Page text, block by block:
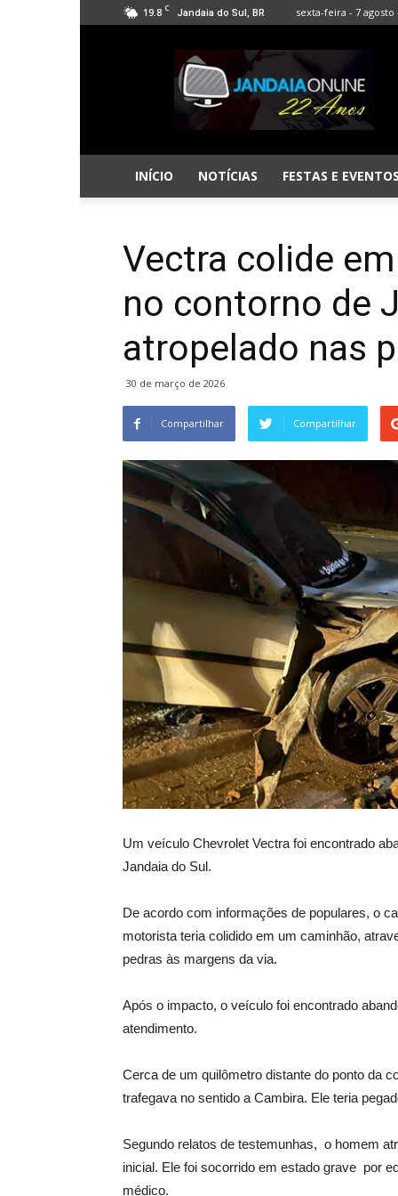
19.8 C Jandaia do Sul, BR sexta-feira - 7 agosto
Jandaia
Online
INÍCIO NOTÍCIAS FESTAS E
Vectra colide
no contorno de
atropelado nas
30 de março de 2026
Compartilhar Compartilhar
Um veículo Chevrolet Vectra foi encontrado
Jandaia do Sul.
De acordo com informações de populares, o
motorista teria colidido em um caminhão,
pedras às margens da via.
Após o impacto, o veículo foi encontrado
atendimento.
Cerca de um quilômetro distante do ponto da
trafegava no sentido a Cambira. Ele teria
Segundo relatos de testemunhas, o homem
inicial. Ele foi socorrido em estado grave por
médico.